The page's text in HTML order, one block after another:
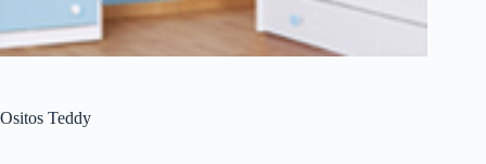
Ositos Teddy